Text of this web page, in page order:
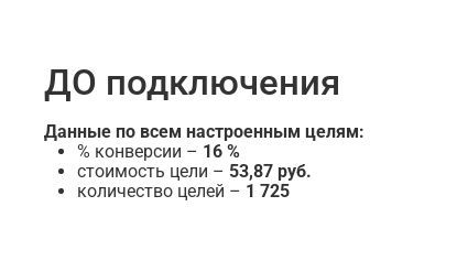
ДО подключения
Данные по всем настроенным целям:
% конверсии – 16 %
стоимость цели – 53,87 руб.
количество целей – 1 725